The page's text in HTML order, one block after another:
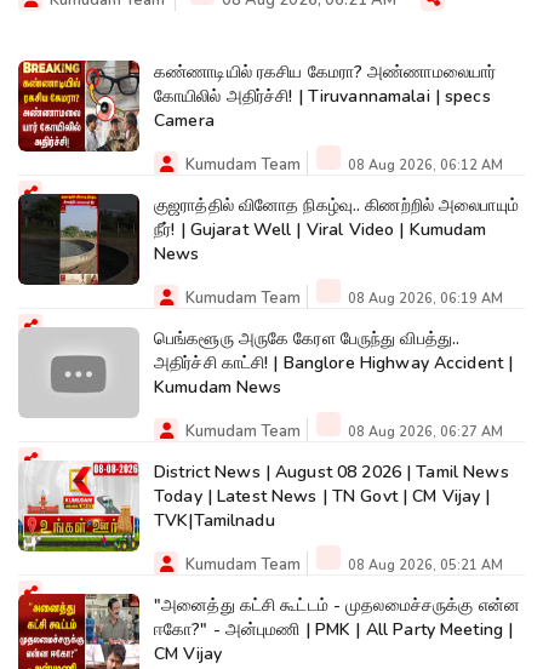
கண்ணாடியில் ரகசிய கேமரா? அண்ணாமலையார்
கோயிலில் அதிர்ச்சி! | Tiruvannamalai | specs
Camera
Kumudam Team 08 Aug 2026, 06:12 AM
குஜராத்தில் வினோத நிகழ்வு.. கிணற்றில் அலைபாயும்
நீர்! | Gujarat Well | Viral Video | Kumudam
News
Kumudam Team 08 Aug 2026, 06:19 AM
பெங்களூரு அருகே கேரள பேருந்து விபத்து..
அதிர்ச்சி காட்சி! | Banglore Highway Accident |
Kumudam News
Kumudam Team 08 Aug 2026, 06:27 AM
District News | August 08 2026 | Tamil News
Today | Latest News | TN Govt | CM Vijay |
TVK|Tamilnadu
Kumudam Team 08 Aug 2026, 05:21 AM
"அனைத்து கட்சி கூட்டம் - முதலமைச்சருக்கு என்ன
ஈகோ?" - அன்புமணி | PMK | All Party Meeting |
CM Vijay